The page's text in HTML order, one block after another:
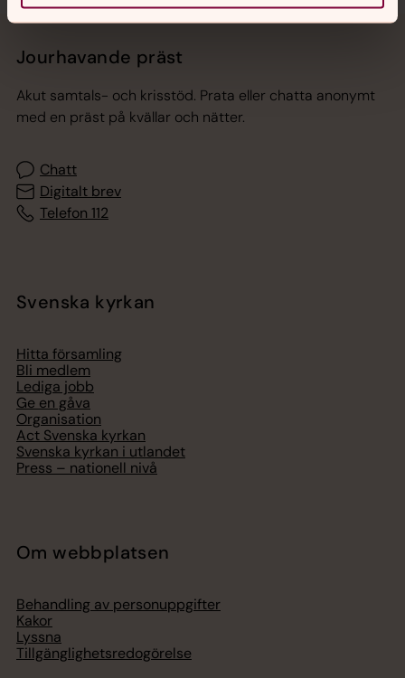
Jourhavande präst
Akut samtals- och krisstöd. Prata eller chatta anonymt
med en präst på kvällar och nätter.
Chatt
Digitalt brev
Telefon 112
Svenska kyrkan
Hitta församling
Bli medlem
Lediga jobb
Ge en gåva
Organisation
Act Svenska kyrkan
Svenska kyrkan i utlandet
Press – nationell nivå
Om webbplatsen
Behandling av personuppgifter
Kakor
Lyssna
Tillgänglighetsredogörelse